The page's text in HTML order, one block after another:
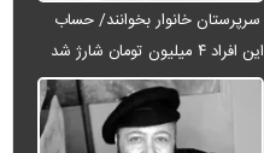
سرپرستان خانوار بخوانند/ حساب
این افراد ۴ میلیون تومان شارژ شد